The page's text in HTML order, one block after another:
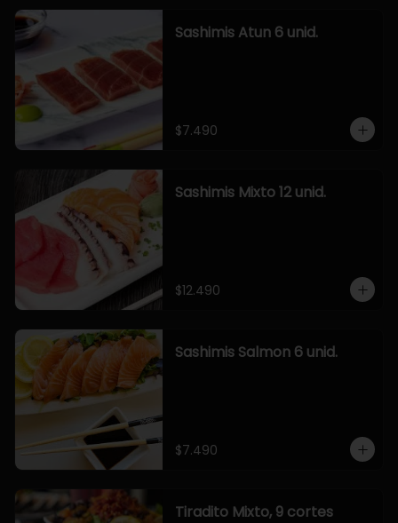
Sashimis Atun 6 unid.
$7.490
Sashimis Mixto 12 unid.
$12.490
Sashimis Salmon 6 unid.
$7.490
Tiradito Mixto, 9 cortes